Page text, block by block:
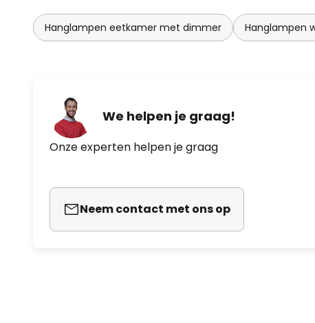
Hanglampen eetkamer met dimmer Hanglampen
We helpen je graag!
Onze experten helpen je graag
Neem contact met ons op